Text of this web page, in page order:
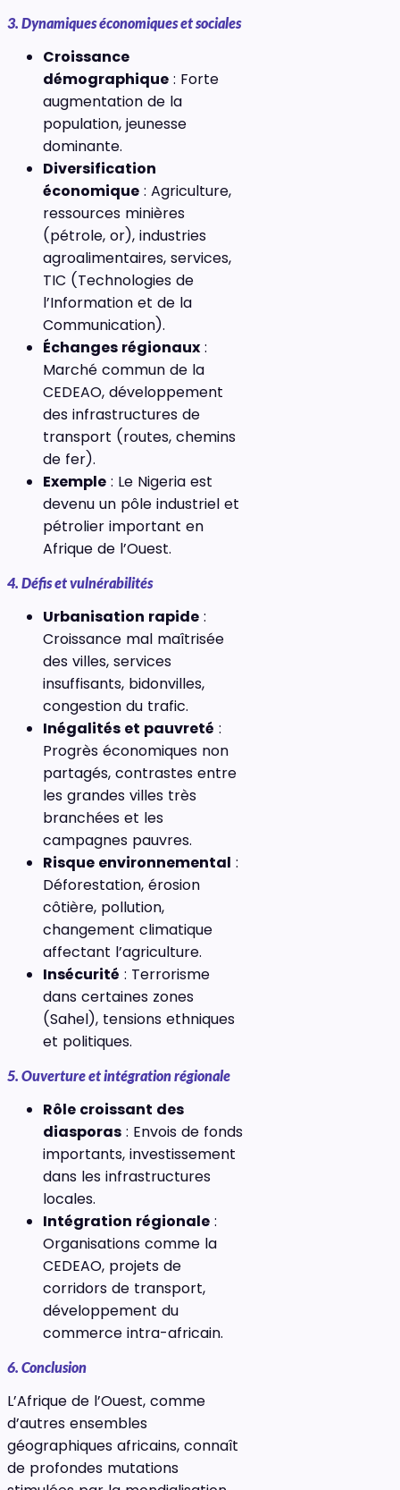
3. Dynamiques économiques et sociales
Croissance
démographique : Forte
augmentation de la
population, jeunesse
dominante.
Diversification
économique : Agriculture,
ressources minières
(pétrole, or), industries
agroalimentaires, services,
TIC (Technologies de
l’Information et de la
Communication).
Échanges régionaux :
Marché commun de la
CEDEAO, développement
des infrastructures de
transport (routes, chemins
de fer).
Exemple : Le Nigeria est
devenu un pôle industriel et
pétrolier important en
Afrique de l’Ouest.
4. Défis et vulnérabilités
Urbanisation rapide :
Croissance mal maîtrisée
des villes, services
insuffisants, bidonvilles,
congestion du trafic.
Inégalités et pauvreté :
Progrès économiques non
partagés, contrastes entre
les grandes villes très
branchées et les
campagnes pauvres.
Risque environnemental :
Déforestation, érosion
côtière, pollution,
changement climatique
affectant l’agriculture.
Insécurité : Terrorisme
dans certaines zones
(Sahel), tensions ethniques
et politiques.
5. Ouverture et intégration régionale
Rôle croissant des
diasporas : Envois de fonds
importants, investissement
dans les infrastructures
locales.
Intégration régionale :
Organisations comme la
CEDEAO, projets de
corridors de transport,
développement du
commerce intra-africain.
6. Conclusion
L’Afrique de l’Ouest, comme
d’autres ensembles
géographiques africains, connaît
de profondes mutations